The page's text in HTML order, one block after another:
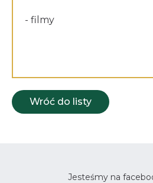
- filmy
Wróć do listy
Jesteśmy na